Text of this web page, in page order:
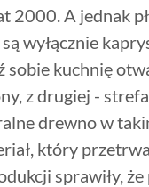
2000. A jednak
wyłącznie
sobie kuchnię
z drugiej -
drewno w
który
sprawiły,